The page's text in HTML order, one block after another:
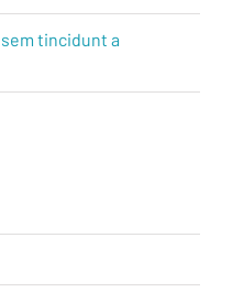
tincidunt a